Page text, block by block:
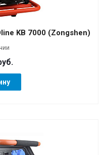
KB 7000 (Zongshen)